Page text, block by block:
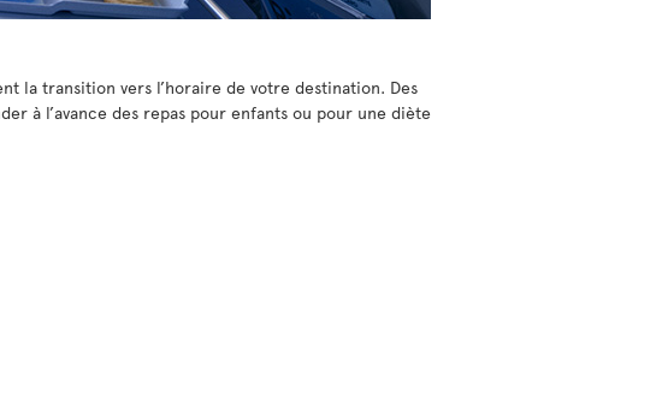
la transition vers l’horaire de votre destination. Des
à l’avance des repas pour enfants ou pour une diète